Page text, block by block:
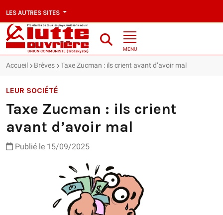
LES AUTRES SITES
MENU
Accueil Brèves Taxe Zucman : ils crient avant d’avoir mal
LEUR SOCIÉTÉ
Taxe Zucman : ils crient
avant d’avoir mal
Publié le 15/09/2025